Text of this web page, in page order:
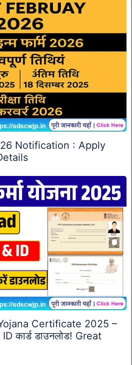
Notification : Apply
Certificate 2025 –
कार्ड डाउनलोड! Great